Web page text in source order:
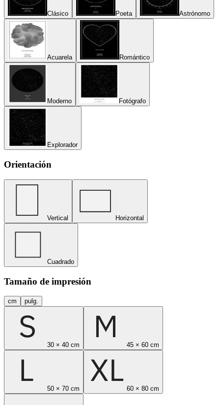
Clásico Poeta Astrónomo
Acuarela Romántico
Moderno Fotógrafo
Explorador
Orientación
Vertical Horizontal
Cuadrado
Tamaño de impresión
cm pulg.
30 × 40 cm 45 × 60 cm
50 × 70 cm 60 × 80 cm